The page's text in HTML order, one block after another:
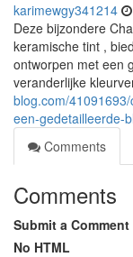
karimewgy341214
Deze bijzondere
keramische tint ,
ontworpen met een
veranderlijke
blog.com/
een-gedetailleerde-
Comments
Comments
Submit a Comment
No HTML